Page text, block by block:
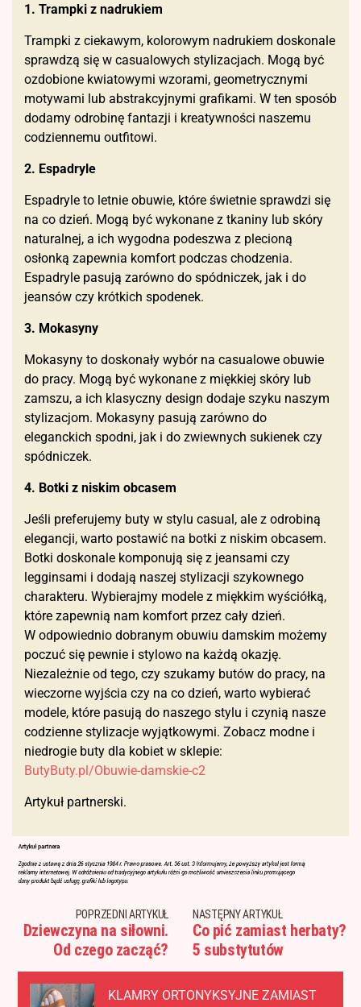
1. Trampki z nadrukiem
Trampki z ciekawym, kolorowym nadrukiem doskonale
sprawdzą się w casualowych stylizacjach. Mogą być
ozdobione kwiatowymi wzorami, geometrycznymi
motywami lub abstrakcyjnymi grafikami. W ten sposób
dodamy odrobinę fantazji i kreatywności naszemu
codziennemu outfitowi.
2. Espadryle
Espadryle to letnie obuwie, które świetnie sprawdzi się
na co dzień. Mogą być wykonane z tkaniny lub skóry
naturalnej, a ich wygodna podeszwa z plecioną
osłonką zapewnia komfort podczas chodzenia.
Espadryle pasują zarówno do spódniczek, jak i do
jeansów czy krótkich spodenek.
3. Mokasyny
Mokasyny to doskonały wybór na casualowe obuwie
do pracy. Mogą być wykonane z miękkiej skóry lub
zamszu, a ich klasyczny design dodaje szyku naszym
stylizacjom. Mokasyny pasują zarówno do
eleganckich spodni, jak i do zwiewnych sukienek czy
spódniczek.
4. Botki z niskim obcasem
Jeśli preferujemy buty w stylu casual, ale z odrobiną
elegancji, warto postawić na botki z niskim obcasem.
Botki doskonale komponują się z jeansami czy
legginsami i dodają naszej stylizacji szykownego
charakteru. Wybierajmy modele z miękkim wyściółką,
które zapewnią nam komfort przez cały dzień.
W odpowiednio dobranym obuwiu damskim możemy
poczuć się pewnie i stylowo na każdą okazję.
Niezależnie od tego, czy szukamy butów do pracy, na
wieczorne wyjścia czy na co dzień, warto wybierać
modele, które pasują do naszego stylu i czynią nasze
codzienne stylizacje wyjątkowymi. Zobacz modne i
niedrogie buty dla kobiet w sklepie:
ButyButy.pl/Obuwie-damskie-c2
Artykuł partnerski.
POPRZEDNI ARTYKUŁ
Dziewczyna na siłowni.
Od czego zacząć?
NASTĘPNY ARTYKUŁ
Co pić zamiast herbaty?
5 substytutów
KLAMRY ORTONYKSYJNE ZAMIAST